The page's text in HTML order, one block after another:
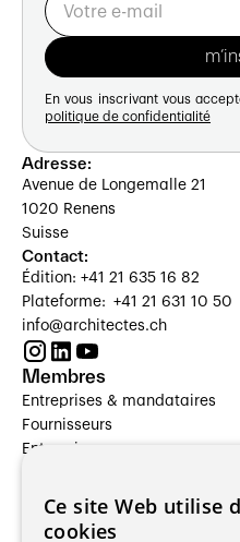
En vous inscrivant vous
politique de confidentialité
Adresse:
Avenue de Longemalle 21
1020 Renens
Suisse
Contact:
Édition: +41 21 635 16 82
Plateforme: +41 21 631 10 50
info@architectes.ch
Membres
Entreprises & mandataires
Fournisseurs
Entreprises
Architectes paysagistes
Architectes d'intérieur
Ce site Web utilise
cookies